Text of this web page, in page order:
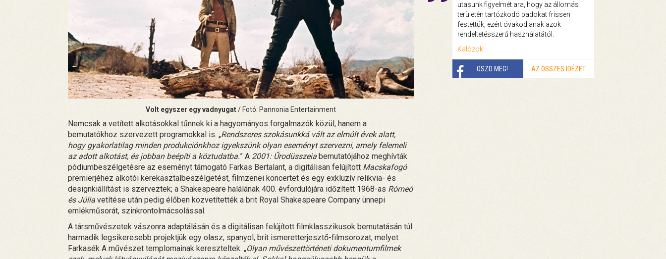
Volt egyszer egy vadnyugat/ Fotó: Pannonia Entertainment
Nemcsak a vetített alkotásokkal tűnnek ki a hagyományos forgalmazók közül, hanem a
bemutatókhoz szervezett programokkal is. „Rendszeres szokásunkká vált az elmúlt évek alatt,
hogy gyakorlatilag minden produkciónkhoz igyekszünk olyan eseményt szervezni, amely felemeli
az adott alkotást, és jobban beépíti a köztudatba.” A 2001: Űrodüsszeia bemutatójához meghívták
pódiumbeszélgetésre az eseményt támogató Farkas Bertalant, a digitálisan felújított Macskafogó
premierjéhez alkotói kerekasztalbeszélgetést, filmzenei koncertet és egy exkluzív relikvia- és
designkiállítást is szerveztek; a Shakespeare halálának 400. évfordulójára időzített 1968-as Rómeó
és Júlia vetítése után pedig élőben közvetítették a brit Royal Shakespeare Company ünnepi
emlékműsorát, szinkrontolmácsolással.
A társművészetek vászonra adaptálásán és a digitálisan felújított filmklasszikusok bemutatásán túl
harmadik legsikeresebb projektjük egy olasz, spanyol, brit ismeretterjesztő-filmsorozat, melyet
Farkasék A művészet templomainak kereszteltek. „Olyan művészettörténeti dokumentumfilmek
utasunk figyelmét ara, hogy az állomás
területén tartózkodó padokat frissen
festettük, ezért óvakodjanak azok
rendeltetésszerű használatától.
Kalózok
OSZD MEG! AZ ÖSSZES IDÉZET